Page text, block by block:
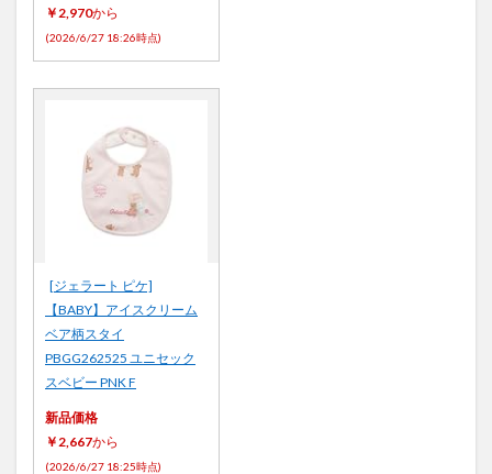
￥2,970から
(2026/6/27 18:26時点)
[ジェラート ピケ]
【BABY】アイスクリーム
ベア柄スタイ
PBGG262525 ユニセック
スベビー PNK F
新品価格
￥2,667から
(2026/6/27 18:25時点)